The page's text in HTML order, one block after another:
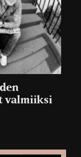
valmiiksi